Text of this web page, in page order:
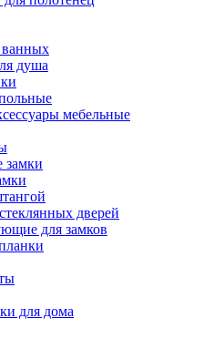
душа
мебельные
замки
дверей
для замков
для дома